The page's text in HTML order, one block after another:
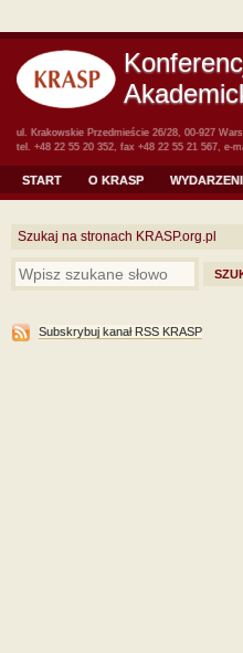
ul. Krakowskie Przedmieście 26/28, 00-927
tel. +48 22 55 20 352, fax +48 22 55 21 567, e-
START O KRASP
Szukaj na stronach KRASP.org.pl
Subskrybuj kanał RSS KRASP